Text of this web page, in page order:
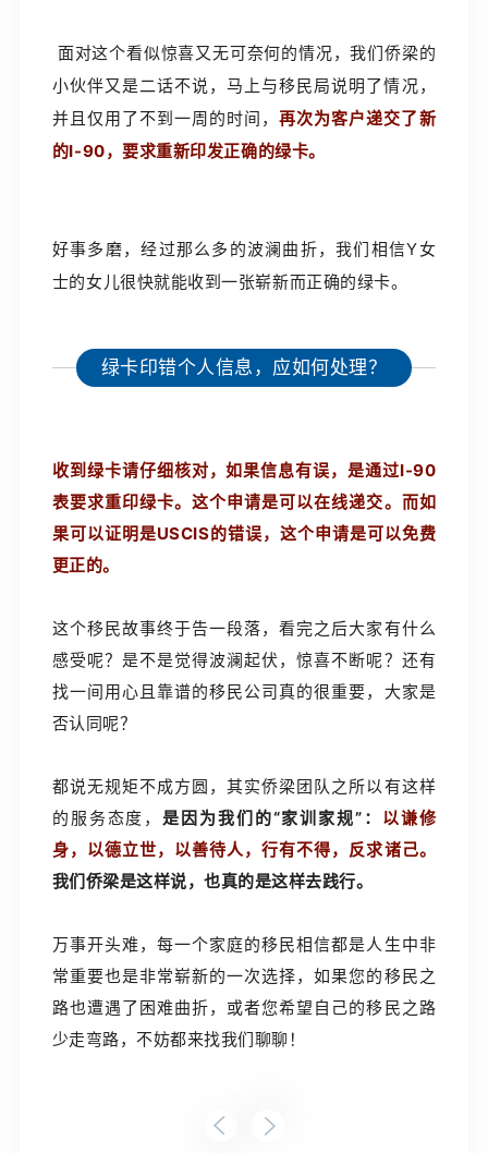
面对这个看似惊喜又无可奈何的情况，我们侨梁的
小伙伴又是二话不说，马上与移民局说明了情况，
并且仅用了不到一周的时间，再次为客户递交了新
的I-90，要求重新印发正确的绿卡。
好事多磨，经过那么多的波澜曲折，我们相信Y女
士的女儿很快就能收到一张崭新而正确的绿卡。
绿卡印错个人信息，应如何处理？
收到绿卡请仔细核对，如果信息有误，是通过I-90
表要求重印绿卡。这个申请是可以在线递交。而如
果可以证明是USCIS的错误，这个申请是可以免费
更正的。
这个移民故事终于告一段落，看完之后大家有什么
感受呢？是不是觉得波澜起伏，惊喜不断呢？还有
找一间用心且靠谱的移民公司真的很重要，大家是
否认同呢？
都说无规矩不成方圆，其实侨梁团队之所以有这样
的服务态度，是因为我们的“家训家规”： 以谦修
身，以德立世，以善待人，行有不得，反求诸己。
我们侨梁是这样说，也真的是这样去践行。
万事开头难，每一个家庭的移民相信都是人生中非
常重要也是非常崭新的一次选择，如果您的移民之
路也遭遇了困难曲折，或者您希望自己的移民之路
少走弯路，不妨都来找我们聊聊！